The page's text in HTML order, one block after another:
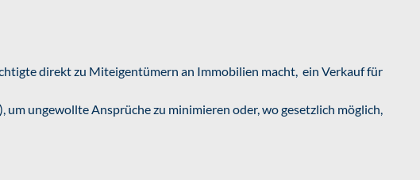
direkt zu Miteigentümern an Immobilien macht, ein Verkauf für
), um ungewollte Ansprüche zu minimieren oder, wo gesetzlich möglich,